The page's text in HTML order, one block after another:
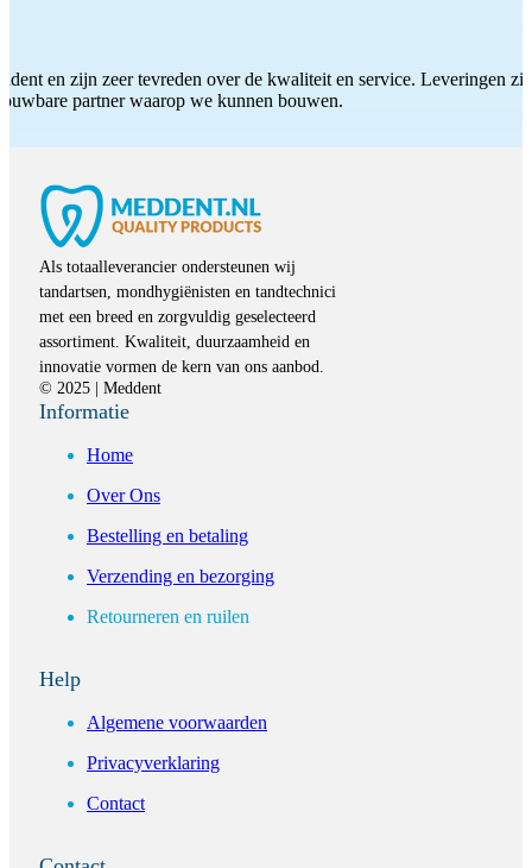
en zijn zeer tevreden over de kwaliteit en service. Leveringen
partner waarop we kunnen bouwen.
Als totaalleverancier ondersteunen wij
tandartsen, mondhygiënisten en tandtechnici
met een breed en zorgvuldig geselecteerd
assortiment. Kwaliteit, duurzaamheid en
innovatie vormen de kern van ons aanbod.
© 2025 | Meddent
Informatie
Home
Over Ons
Bestelling en betaling
Verzending en bezorging
Retourneren en ruilen
Help
Algemene voorwaarden
Privacyverklaring
Contact